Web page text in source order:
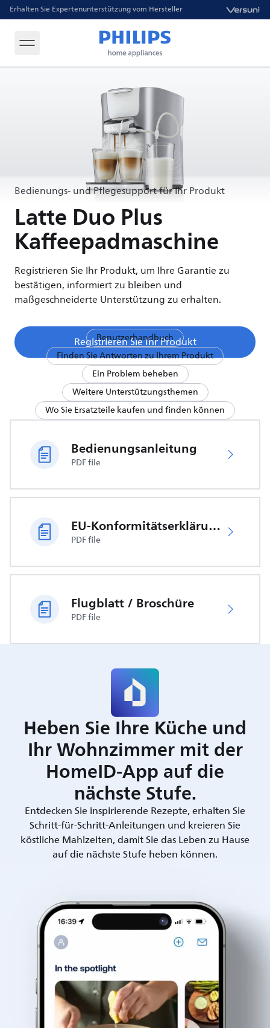
Erhalten Sie Expertenunterstützung vom Hersteller
Bedienungs- und Pflegesupport für Ihr Produkt
Latte Duo Plus
Kaffeepadmaschine
Registrieren Sie Ihr Produkt, um Ihre Garantie zu
bestätigen, informiert zu bleiben und
maßgeschneiderte Unterstützung zu erhalten.
Registrieren Sie Ihr Produkt
Benutzerhandbuch
Finden Sie Antworten zu Ihrem Produkt
Ein Problem beheben
Weitere Unterstützungsthemen
Wo Sie Ersatzteile kaufen und finden können
Bedienungsanleitung
PDF file
EU-Konformitätserklärung
PDF file
Flugblatt / Broschüre
PDF file
Heben Sie Ihre Küche und
Ihr Wohnzimmer mit der
HomeID-App auf die
nächste Stufe.
Entdecken Sie inspirierende Rezepte, erhalten Sie
Schritt-für-Schritt-Anleitungen und kreieren Sie
köstliche Mahlzeiten, damit Sie das Leben zu Hause
auf die nächste Stufe heben können.